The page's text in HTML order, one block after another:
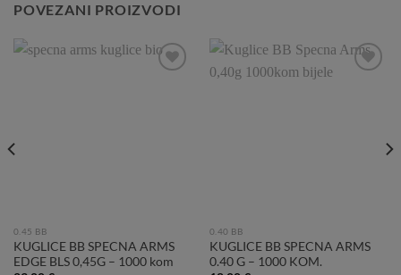
POVEZANI PROIZVODI
0.45 BB
KUGLICE BB SPECNA ARMS
EDGE BLS 0,45G – 1000 kom
0.40 BB
KUGLICE BB SPECNA ARMS
0.40 G – 1000 KOM.